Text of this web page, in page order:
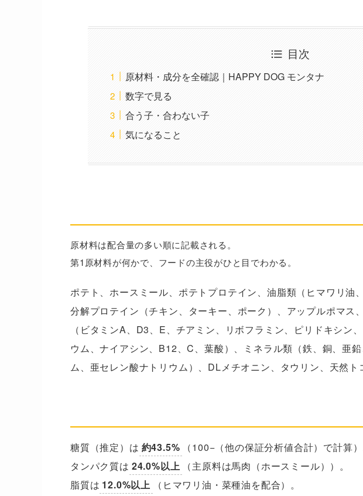
目次
原材料・成分を全確認｜HAPPY DOG モンタナ
数字で見る
合う子・合わない子
気になること
原材料は配合量の多い順に記載される。
第1原材料が何かで、フードの主役がひと目でわかる。
ポテト、ホースミール、ポテトプロテイン、油脂類（ヒマワリ油
分解プロテイン（チキン、ターキー、ポーク）、アップルポマス
（ビタミンA、D3、E、チアミン、リボフラミン、ピリドキシン
ウム、ナイアシン、B12、C、葉酸）、ミネラル類（鉄、銅、亜
ム、亜セレン酸ナトリウム）、DLメチオニン、タウリン、天然ト
糖質（推定）は 約43.5%
（100−（他の保証分析値合計）で計算）
タンパク質は 24.0%以上
（主原料は馬肉（ホースミール））。
脂質は 12.0%以上
（ヒマワリ油・菜種油を配合）。